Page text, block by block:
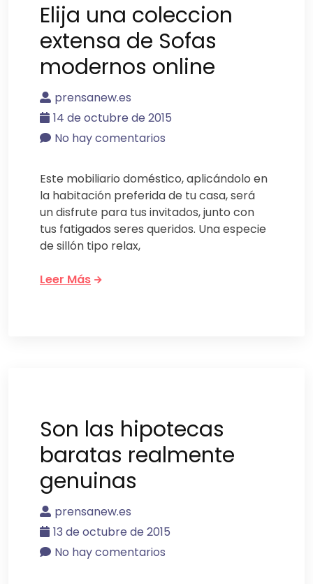
Elija una coleccion
extensa de Sofas
modernos online
prensanew.es
14 de octubre de 2015
No hay comentarios
Este mobiliario doméstico, aplicándolo en
la habitación preferida de tu casa, será
un disfrute para tus invitados, junto con
tus fatigados seres queridos. Una especie
de sillón tipo relax,
Leer Más
Son las hipotecas
baratas realmente
genuinas
prensanew.es
13 de octubre de 2015
No hay comentarios